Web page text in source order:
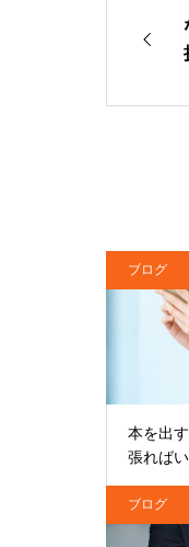
ブログ
本を出
張れば
ブログ